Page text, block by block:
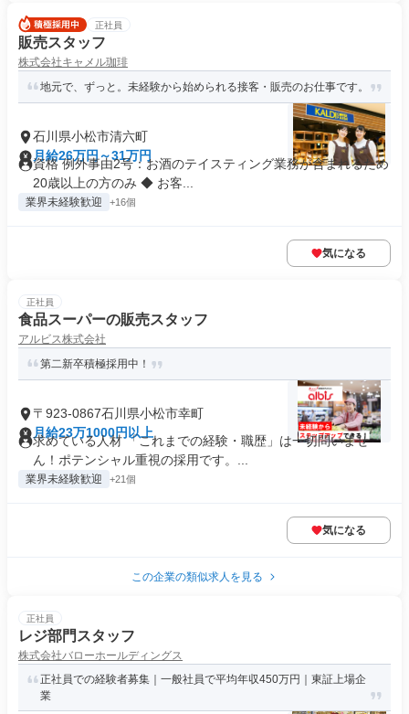
正社員
販売スタッフ
株式会社キャメル珈琲
地元で、ずっと。未経験から始められる接客・販売のお仕事です。
石川県小松市清六町
月給26万円～31万円
資格 例外事由2号：お酒のテイスティング業務が含まれるため
20歳以上の方のみ ◆ お客...
業界未経験歓迎 +16個
気になる
正社員
食品スーパーの販売スタッフ
アルビス株式会社
第二新卒積極採用中！
〒923-0867石川県小松市幸町
月給23万1000円以上
求めている人材 「これまでの経験・職歴」は一切問いませ
ん！ポテンシャル重視の採用です。...
業界未経験歓迎 +21個
気になる
この企業の類似求人を見る
正社員
レジ部門スタッフ
株式会社バローホールディングス
正社員での経験者募集｜一般社員で平均年収450万円｜東証上場企
業